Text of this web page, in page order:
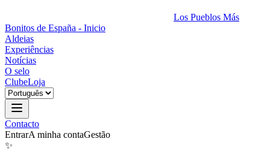
Los Pueblos Más
Bonitos de España - Inicio
Aldeias
Experiências
Notícias
O selo
ClubeLoja
Contacto
EntrarA minha contaGestão
✨